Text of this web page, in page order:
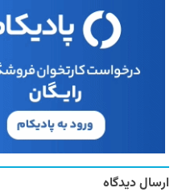
ارسال دیدگاه